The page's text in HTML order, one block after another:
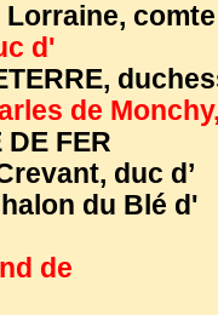
Lorraine,
d'
de
DE FER
duc d’
du Blé d'
de